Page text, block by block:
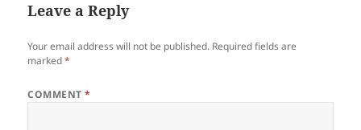
Leave a Reply
Your email address will not be published. Required fields are
marked*
COMMENT*